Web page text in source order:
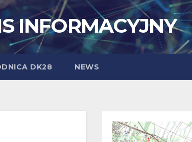
INFORMACYJNY
DK28 NEWS